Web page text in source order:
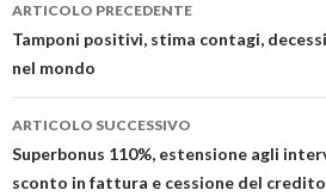
ARTICOLO PRECEDENTE
Tamponi positivi, stima contagi,
nel mondo
ARTICOLO SUCCESSIVO
Superbonus 110%, estensione agli
sconto in fattura e cessione del